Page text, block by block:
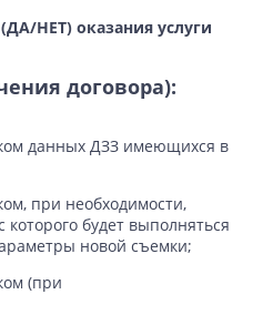
НЕТ) оказания услуги
договора):
данных ДЗЗ имеющихся в
при необходимости,
которого будет выполняться
новой съемки;
(при